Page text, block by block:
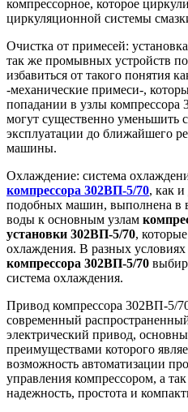
компрессорное, которое
циркуляционной системы
Очистка от примесей:
так же промывных устройств
избавиться от такого понятия
-механические примеси-,
попадании в узлы компрессора
могут существенно уменьшить
эксплуатации до ближайшего
машины.
Охлаждение: система
компрессора 302ВП-5/70, как
подобных машин, выполнена в
воды к основным узлам
установки 302ВП-5/70,
охлаждения. В разных условиях
компрессора 302ВП-5/70
система охлаждения.
Привод компрессора 302ВП-5/
современный
электрический привод,
преимуществами которого
возможность автоматизации
управления компрессором, а
надежность, простота и